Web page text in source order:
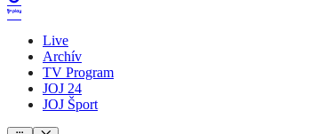
Live
Archív
TV Program
JOJ 24
JOJ Šport